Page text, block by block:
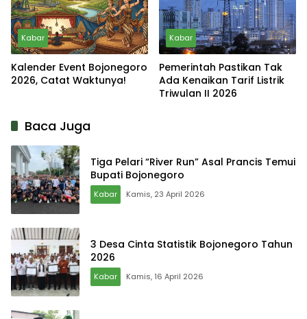
Kabar
Kalender Event Bojonegoro
2026, Catat Waktunya!
Kabar
Pemerintah Pastikan Tak
Ada Kenaikan Tarif Listrik
Triwulan II 2026
Baca Juga
Tiga Pelari “River Run” Asal Prancis Temui
Bupati Bojonegoro
Kabar Kamis, 23 April 2026
3 Desa Cinta Statistik Bojonegoro Tahun
2026
Kabar Kamis, 16 April 2026